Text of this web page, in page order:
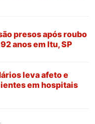
presos após roubo
anos em Itu, SP
leva afeto e
em hospitais